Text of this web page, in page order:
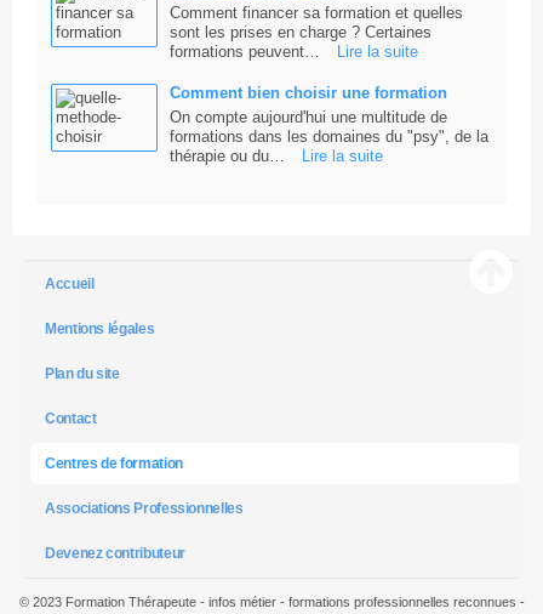
Comment financer sa formation et quelles
sont les prises en charge ? Certaines
formations peuvent…
Lire la suite
Comment bien choisir une formation
On compte aujourd'hui une multitude de
formations dans les domaines du "psy", de la
thérapie ou du…
Lire la suite
Accueil
Mentions légales
Plan du site
Contact
Centres de formation
Associations Professionnelles
Devenez contributeur
© 2023 Formation Thérapeute - infos métier - formations professionnelles reconnues -